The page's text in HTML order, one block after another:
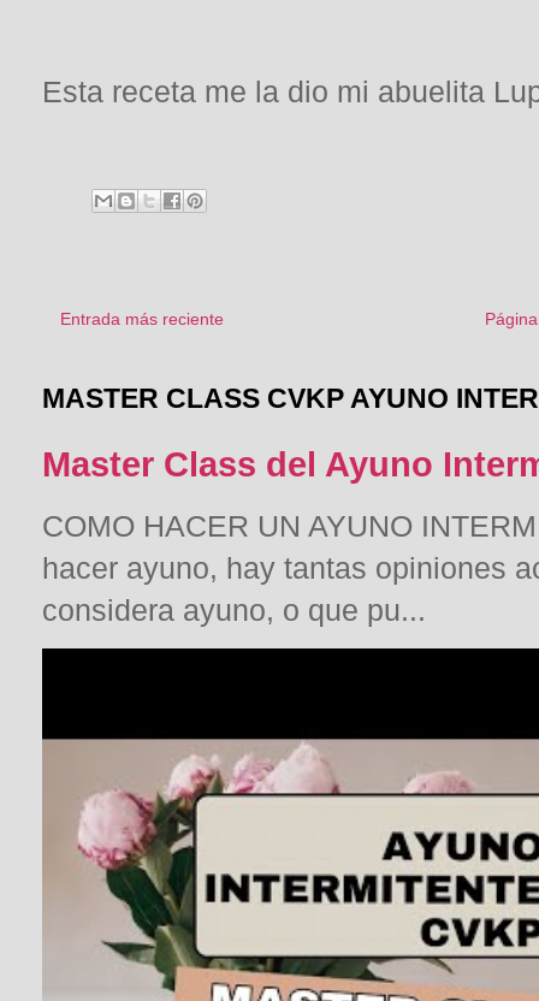
Esta receta me la dio mi abuelita
Entrada más reciente
MASTER CLASS CVKP AYUNO
Master Class del Ayuno
COMO HACER UN AYUNO
hacer ayuno, hay tantas opiniones
considera ayuno, o que pu...